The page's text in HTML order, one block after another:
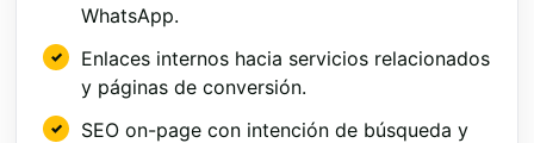
WhatsApp.
Enlaces internos hacia servicios relacionados
y páginas de conversión.
SEO on-page con intención de búsqueda y